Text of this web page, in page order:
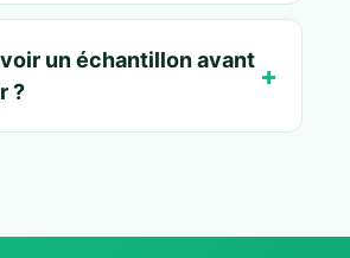
un échantillon avant
?